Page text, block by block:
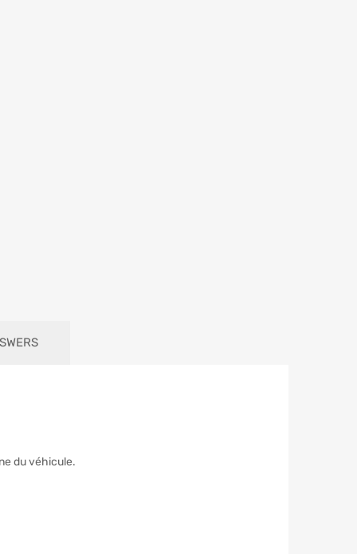
du véhicule.